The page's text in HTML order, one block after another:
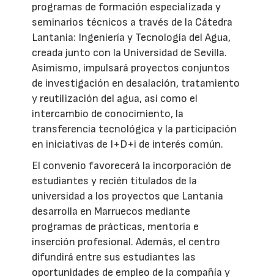
programas de formación especializada y
seminarios técnicos a través de la Cátedra
Lantania: Ingeniería y Tecnología del Agua,
creada junto con la Universidad de Sevilla.
Asimismo, impulsará proyectos conjuntos
de investigación en desalación, tratamiento
y reutilización del agua, así como el
intercambio de conocimiento, la
transferencia tecnológica y la participación
en iniciativas de I+D+i de interés común.
El convenio favorecerá la incorporación de
estudiantes y recién titulados de la
universidad a los proyectos que Lantania
desarrolla en Marruecos mediante
programas de prácticas, mentoría e
inserción profesional. Además, el centro
difundirá entre sus estudiantes las
oportunidades de empleo de la compañía y